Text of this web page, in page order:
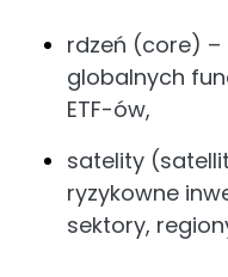
rdzeń (core) –
globalnych
ETF-ów,
satelity
ryzykowne
sektory,